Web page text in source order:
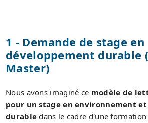
1 - Demande de stage en
développement durable
Master)
Nous avons imaginé ce modèle de
pour un stage en environnement
durable dans le cadre d'une formation